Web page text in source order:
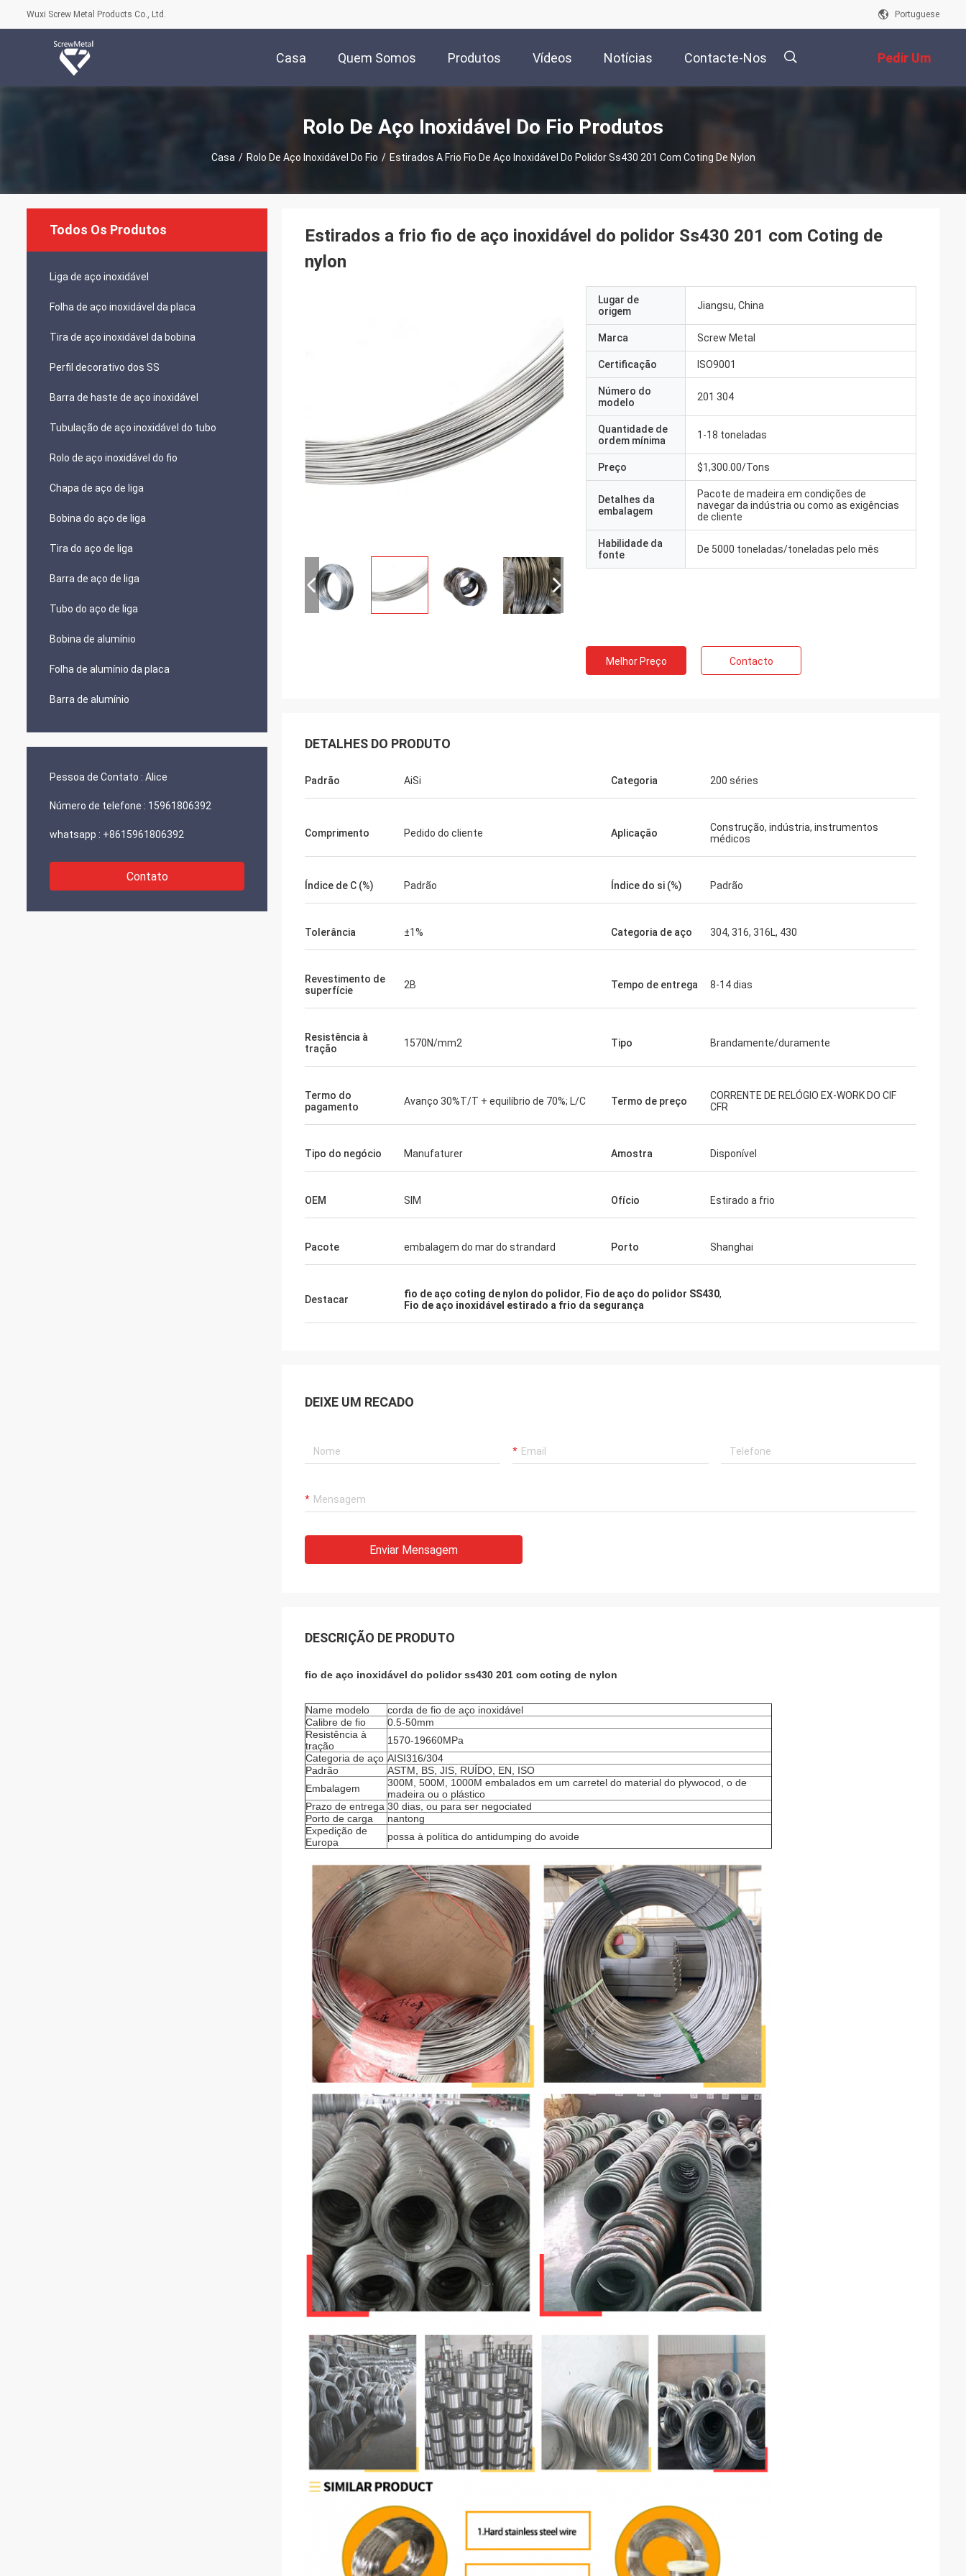
Wuxi Screw Metal Products Co., Ltd. Portuguese
Casa Quem Somos Produtos Vídeos Notícias Contacte-Nos Pedir Um
Orçamento
Rolo De Aço Inoxidável Do Fio Produtos
Casa / Rolo De Aço Inoxidável Do Fio / Estirados A Frio Fio De Aço Inoxidável Do Polidor Ss430 201 Com Coting De Nylon
Todos Os Produtos
Liga de aço inoxidável
Folha de aço inoxidável da placa
Tira de aço inoxidável da bobina
Perfil decorativo dos SS
Barra de haste de aço inoxidável
Tubulação de aço inoxidável do tubo
Rolo de aço inoxidável do fio
Chapa de aço de liga
Bobina do aço de liga
Tira do aço de liga
Barra de aço de liga
Tubo do aço de liga
Bobina de alumínio
Folha de alumínio da placa
Barra de alumínio
Pessoa de Contato : Alice
Número de telefone : 15961806392
whatsapp : +8615961806392
Contato
Estirados a frio fio de aço inoxidável do polidor Ss430 201 com Coting de
nylon
Lugar de
origem
Jiangsu, China
Marca Screw Metal
Certificação ISO9001
Número do
modelo
201 304
Quantidade de
ordem mínima
1-18 toneladas
Preço $1,300.00/Tons
Detalhes da
embalagem
Pacote de madeira em condições de
navegar da indústria ou como as exigências
de cliente
Habilidade da
fonte
De 5000 toneladas/toneladas pelo mês
Melhor Preço Contacto
DETALHES DO PRODUTO
Padrão AiSi Categoria 200 séries
Comprimento Pedido do cliente Aplicação
Construção, indústria, instrumentos
médicos
Índice de C (%) Padrão Índice do si (%) Padrão
Tolerância ±1% Categoria de aço 304, 316, 316L, 430
Revestimento de
superfície
2B Tempo de entrega 8-14 dias
Resistência à
tração
1570N/mm2 Tipo Brandamente/duramente
Termo do
pagamento
Avanço 30%T/T + equilíbrio de 70%; L/C Termo de preço
CORRENTE DE RELÓGIO EX-WORK DO CIF
CFR
Tipo do negócio Manufaturer Amostra Disponível
OEM SIM Ofício Estirado a frio
Pacote embalagem do mar do strandard Porto Shanghai
Destacar fio de aço coting de nylon do polidor, Fio de aço do polidor SS430,
Fio de aço inoxidável estirado a frio da segurança
DEIXE UM RECADO
Enviar Mensagem
DESCRIÇÃO DE PRODUTO
fio de aço inoxidável do polidor ss430 201 com coting de nylon
Name modelo
corda de fio de aço inoxidável
Calibre de fio
0.5-50mm
Resistência à
tração
1570-19660MPa
Categoria de aço AISI316/304
Padrão
ASTM, BS, JIS, RUÍDO, EN, ISO
Embalagem
300M, 500M, 1000M embalados em um carretel do material do plywocod, o de
madeira ou o plástico
Prazo de entrega 30 dias, ou para ser negociated
Porto de carga
nantong
Expedição de
Europa
possa à política do antidumping do avoide